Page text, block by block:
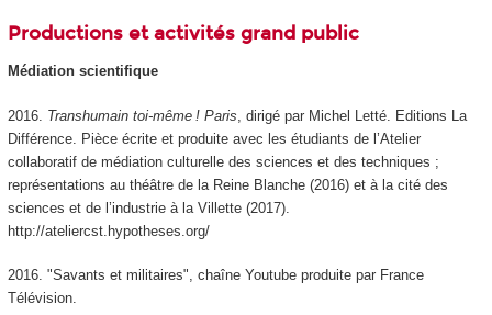
Productions et activités grand public
Médiation scientifique
2016. Transhumain toi-même ! Paris , dirigé par Michel Letté. Editions La
Différence. Pièce écrite et produite avec les étudiants de l’Atelier
collaboratif de médiation culturelle des sciences et des techniques ;
représentations au théâtre de la Reine Blanche (2016) et à la cité des
sciences et de l’industrie à la Villette (2017).
http://ateliercst.hypotheses.org/
2016. "Savants et militaires", chaîne Youtube produite par France
Télévision.